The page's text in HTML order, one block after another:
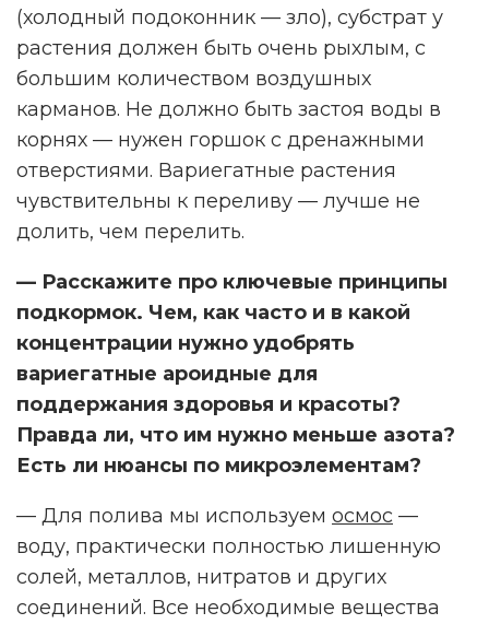
(холодный подоконник — зло), субстрат у
растения должен быть очень рыхлым, с
большим количеством воздушных
карманов. Не должно быть застоя воды в
корнях — нужен горшок с дренажными
отверстиями. Вариегатные растения
чувствительны к переливу — лучше не
долить, чем перелить.
— Расскажите про ключевые принципы
подкормок. Чем, как часто и в какой
концентрации нужно удобрять
вариегатные ароидные для
поддержания здоровья и красоты?
Правда ли, что им нужно меньше азота?
Есть ли нюансы по микроэлементам?
— Для полива мы используем осмос —
воду, практически полностью лишенную
солей, металлов, нитратов и других
соединений. Все необходимые вещества